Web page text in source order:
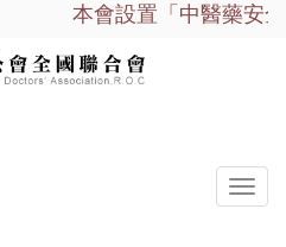
本會設置「中醫藥安
選